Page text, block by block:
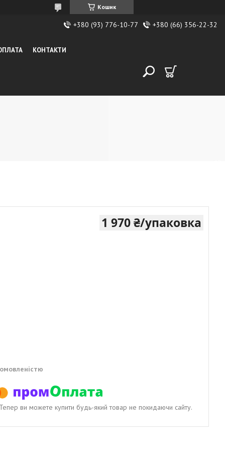
Кошик
+380 (93) 776-10-77 +380 (66) 356-22-32
КОНТАКТИ
1 970 ₴/упаковка
Тепер ви можете купити будь-який товар не покидаючи сайту.